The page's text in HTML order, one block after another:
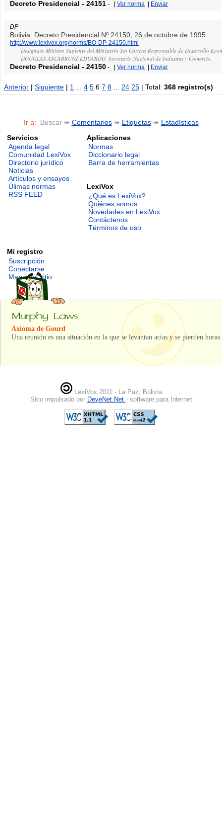
Decreto Presidencial -24151 - |Ver norma | Enviar
DP
Bolivia: Decreto Presidencial Nº 24150, 26 de octubre de 1995
http://www.lexivox.org/norms/BO-DP-24150.html
Desígnase Ministro Suplente del Ministerio Sin Cartera Responsable de Desarrollo
DOUGLAS ASCARRUNZ EDUARDO, Secretario Nacional de Industria y Comercio.
Decreto Presidencial -24150 - |Ver norma | Enviar
Anterior |Siguiente | 1 ...4 5 67 8 24 25 | Total:368 registro(s)
Ir a: Buscar ➠ Comentarios➠ Etiquetas➠ Estadísticas
Servicios
Agenda legal
Comunidad LexiVox
Directorio jurídico
Noticias
Artículos y ensayos
Úlimas normas
RSS FEED
Aplicaciones
Normas
Diccionario legal
Barra de herramientas
LexiVox
¿Qué es LexiVox?
Quiénes somos
Novedades en LexiVox
Contáctenos
Términos de uso
Mi registro
Suscripción
Conectarse
Mapa del sitio
Axioma de Gourd
Una reunión es una situación en la que se levantan actas y se pierden horas.
LexiVox 2011 - La Paz, Bolivia
Sitio impulsado por DeveNet.Net - software para Internet